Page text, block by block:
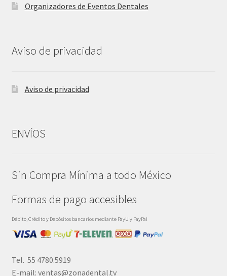
Organizadores de Eventos Dentales
Aviso de privacidad
Aviso de privacidad
ENVÍOS
Sin Compra Mínima a todo México
Formas de pago accesibles
Débito, Crédito y Depósitos bancarios mediante PayU y PayPal
Tel. 55 4780.5919
E-mail: ventas@zonadental.tv